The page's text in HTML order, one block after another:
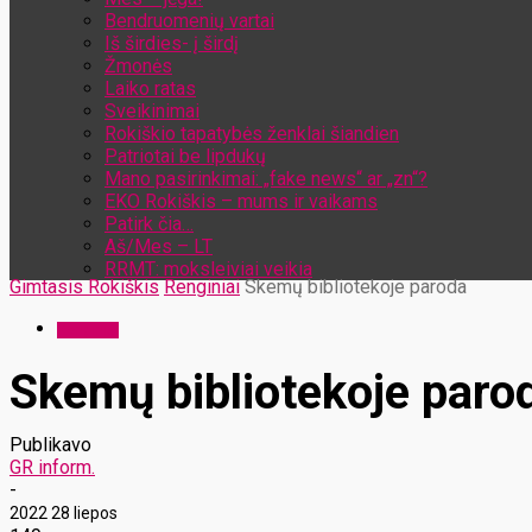
Bendruomenių vartai
Iš širdies- į širdį
Žmonės
Laiko ratas
Sveikinimai
Rokiškio tapatybės ženklai šiandien
Patriotai be lipdukų
Mano pasirinkimai: „fake news“ ar „zn“?
EKO Rokiškis – mums ir vaikams
Patirk čia…
Aš/Mes – LT
RRMT: moksleiviai veikia
Gimtasis Rokiškis Renginiai Skemų bibliotekoje paroda
Skemų bibliotekoje
Publikavo
GR inform.
-
2022 28 liepos